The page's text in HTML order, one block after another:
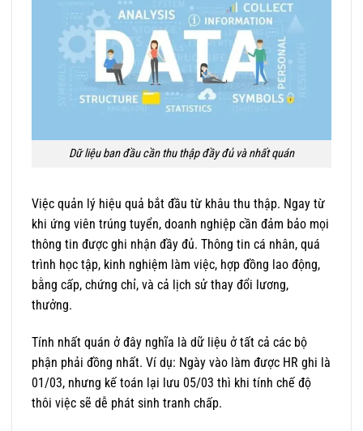
Dữ liệu ban đầu cần thu thập đầy đủ và nhất quán
Việc quản lý hiệu quả bắt đầu từ khâu thu thập. Ngay từ
khi ứng viên trúng tuyển, doanh nghiệp cần đảm bảo mọi
thông tin được ghi nhận đầy đủ. Thông tin cá nhân, quá
trình học tập, kinh nghiệm làm việc, hợp đồng lao động,
bằng cấp, chứng chỉ, và cả lịch sử thay đổi lương,
thưởng.
Tính nhất quán ở đây nghĩa là dữ liệu ở tất cả các bộ
phận phải đồng nhất. Ví dụ: Ngày vào làm được HR ghi là
01/03, nhưng kế toán lại lưu 05/03 thì khi tính chế độ
thôi việc sẽ dễ phát sinh tranh chấp.